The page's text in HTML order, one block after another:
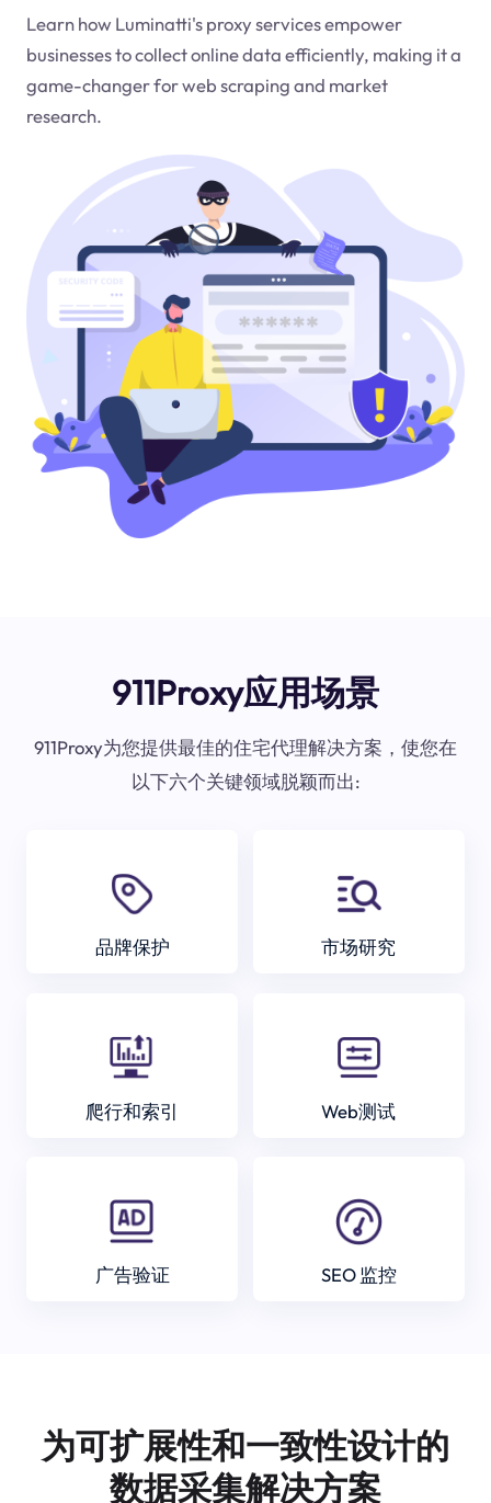
Learn how Luminatti's proxy services empower
businesses to collect online data efficiently, making it a
game-changer for web scraping and market
research.
911Proxy应用场景
911Proxy为您提供最佳的住宅代理解决方案，使您在
以下六个关键领域脱颖而出:
品牌保护 市场研究
爬行和索引 Web测试
广告验证 SEO 监控
为可扩展性和一致性设计的
数据采集解决方案